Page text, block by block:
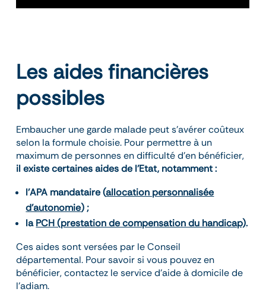
Les aides financières
possibles
Embaucher une garde malade peut s’avérer coûteux
selon la formule choisie. Pour permettre à un
maximum de personnes en difficulté d’en bénéficier,
il existe certaines aides de l’Etat, notamment :
l’APA mandataire (allocation personnalisée
d’autonomie) ;
laPCH (prestation de compensation du handicap).
Ces aides sont versées par le Conseil
départemental. Pour savoir si vous pouvez en
bénéficier, contactez le service d’aide à domicile de
l’adiam.